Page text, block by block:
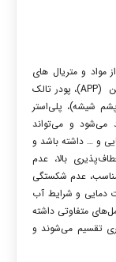
مواد و متریال های
(APP)، پودر تالک
(پشم‌ شیشه)، پلی‌استر
می‌شود و می‌تواند
و … داشته باشد و
بالا، عدم
عدم شکستگی
دمایی و شرایط آب
متفاوتی داشته
تقسیم می‌شوند و